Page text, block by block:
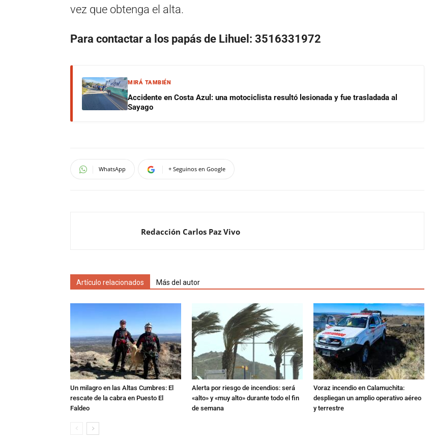
vez que obtenga el alta.
Para contactar a los papás de Lihuel: 3516331972
MIRÁ TAMBIÉN
Accidente en Costa Azul: una motociclista resultó lesionada y fue trasladada al
Sayago
WhatsApp + Seguinos en Google
Redacción Carlos Paz Vivo
Artículo relacionados Más del autor
Un milagro en las Altas Cumbres: El
rescate de la cabra en Puesto El
Faldeo
Alerta por riesgo de incendios: será
«alto» y «muy alto» durante todo el fin
de semana
Voraz incendio en Calamuchita:
despliegan un amplio operativo aéreo
y terrestre